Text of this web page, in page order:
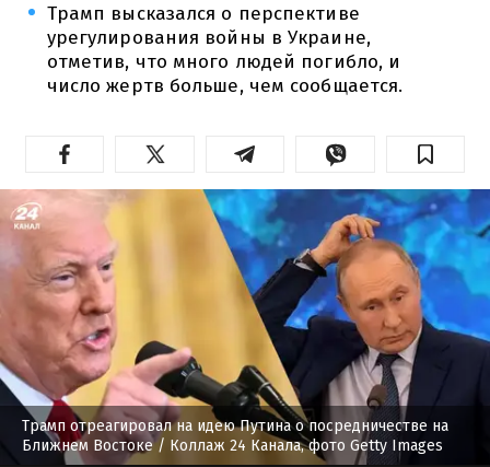
Трамп высказался о перспективе
урегулирования войны в Украине,
отметив, что много людей погибло, и
число жертв больше, чем сообщается.
Трамп отреагировал на идею Путина о посредничестве на
Ближнем Востоке/ Коллаж 24 Канала, фото Getty Images